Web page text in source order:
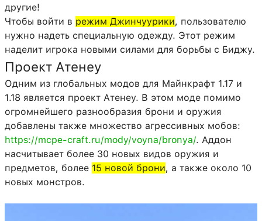
другие!
Чтобы войти в режим Джинчуурики, пользователю
нужно надеть специальную одежду. Этот режим
наделит игрока новыми силами для борьбы с Биджу.
Проект Атенеу
Одним из глобальных модов для Майнкрафт 1.17 и
1.18 является проект Атенеу. В этом моде помимо
огромнейшего разнообразия брони и оружия
добавлены также множество агрессивных мобов:
https://mcpe-craft.ru/mody/voyna/bronya/. Аддон
насчитывает более 30 новых видов оружия и
предметов, более 15 новой брони, а также около 10
новых монстров.